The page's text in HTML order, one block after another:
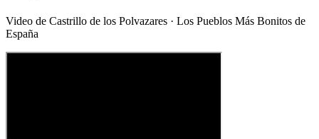
Video de Castrillo de los Polvazares · Los Pueblos Más Bonitos de
España